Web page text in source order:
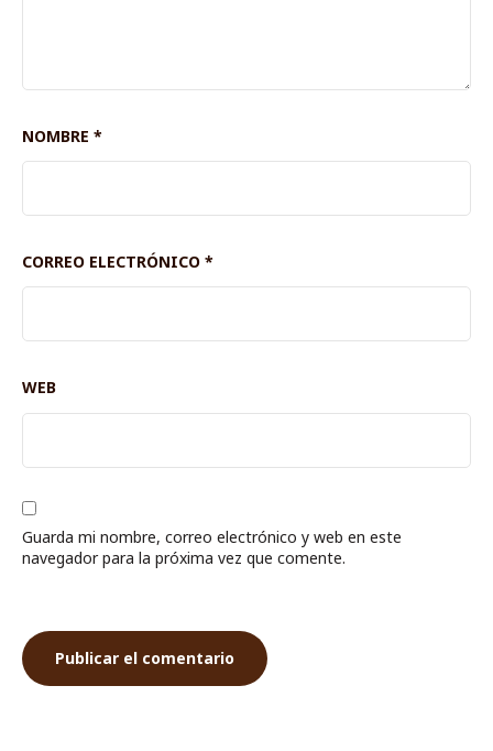
NOMBRE *
CORREO ELECTRÓNICO *
WEB
Guarda mi nombre, correo electrónico y web en este
navegador para la próxima vez que comente.